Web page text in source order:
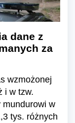
dane z
za
wzmożonej
i w tzw.
mundurowi w
tys. różnych